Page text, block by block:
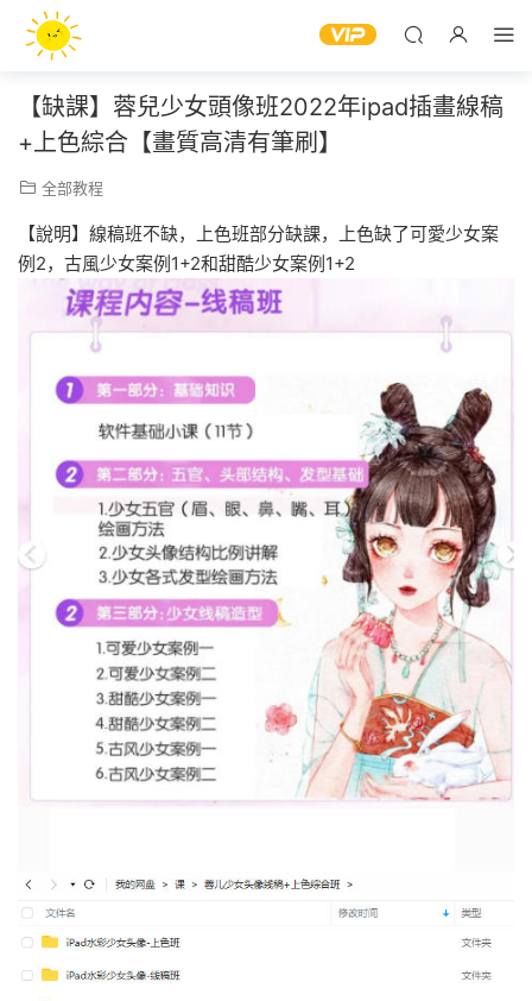
【缺課】蓉兒少女頭像班2022年ipad插畫線稿
+上色綜合【畫質高清有筆刷】
全部教程
【說明】線稿班不缺，上色班部分缺課，上色缺了可愛少女案
例2，古風少女案例1+2和甜酷少女案例1+2